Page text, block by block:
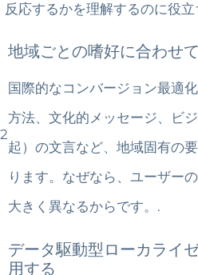
反応するかを理解するのに役立
2
地域ごとの嗜好に合わせ
国際的なコンバージョン最適
方法、文化的メッセージ、ビ
起）の文言など、地域固有の
ります。なぜなら、ユーザー
大きく異なるからです。.
データ駆動型ローカライ
用する